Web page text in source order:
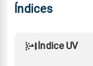
Índices
Índice UV